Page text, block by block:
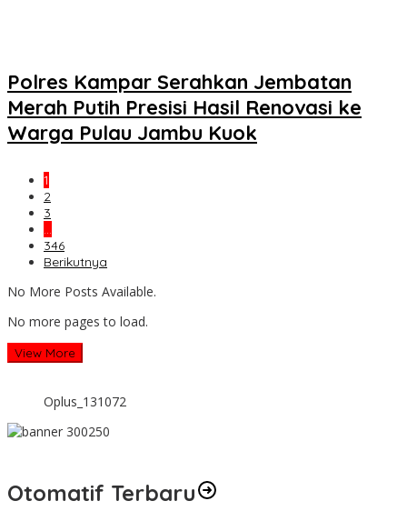
Polres Kampar Serahkan Jembatan
Merah Putih Presisi Hasil Renovasi ke
Warga Pulau Jambu Kuok
1
2
3
…
346
Berikutnya
No More Posts Available.
No more pages to load.
View More
Oplus_131072
Otomatif Terbaru